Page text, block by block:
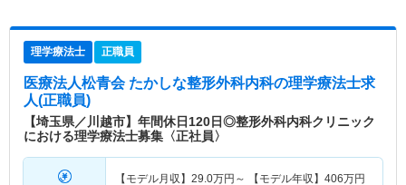
理学療法士 正職員
医療法人松青会 たかしな整形外科内科の理学療法士求
人(正職員)
【埼玉県／川越市】年間休日120日◎整形外科内科クリニック
における理学療法士募集〈正社員〉
【モデル月収】 29.0万円～ 【モデル年収】 406万円